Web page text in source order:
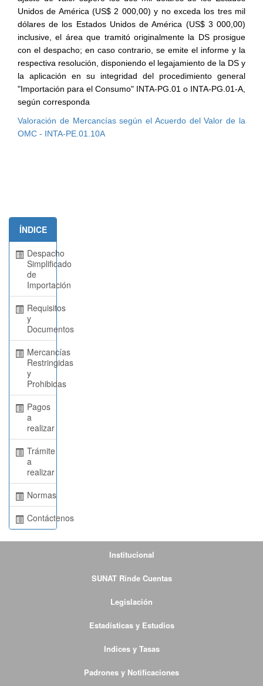
Unidos de América (US$ 2 000,00) y no exceda los tres mil
dólares de los Estados Unidos de América (US$ 3 000,00)
inclusive, el área que tramitó originalmente la DS prosigue
con el despacho; en caso contrario, se emite el informe y la
respectiva resolución, disponiendo el legajamiento de la DS y
la aplicación en su integridad del procedimiento general
"Importación para el Consumo" INTA-PG.01 o INTA-PG.01-A,
según corresponda
Valoración de Mercancías según el Acuerdo del Valor de la
OMC - INTA-PE.01.10A
ÍNDICE
Despacho
Simplificado
de
Importación
Requisitos
y
Documentos
Mercancías
Restringidas
y
Prohibidas
Pagos
a
realizar
Trámite
a
realizar
Normas
Contáctenos
Institucional
SUNAT Rinde Cuentas
Legislación
Estadísticas y Estudios
Indices y Tasas
Padrones y Notificaciones